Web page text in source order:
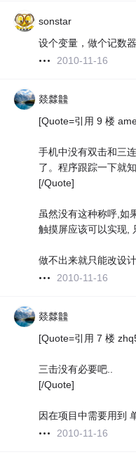
sonstar
设个变量，做个记数
2010-11-16
燚㵘䲜
[Quote=引用 9 楼
手机中没有双击和三
了。程序跟踪一下就
[/Quote]
虽然没有这种称呼,如
触摸屏应该可以实现,
做不出来就只能改设
2010-11-16
燚㵘䲜
[Quote=引用 7 楼
三击没有必要吧..
[/Quote]
因在项目中需要用到
2010-11-16